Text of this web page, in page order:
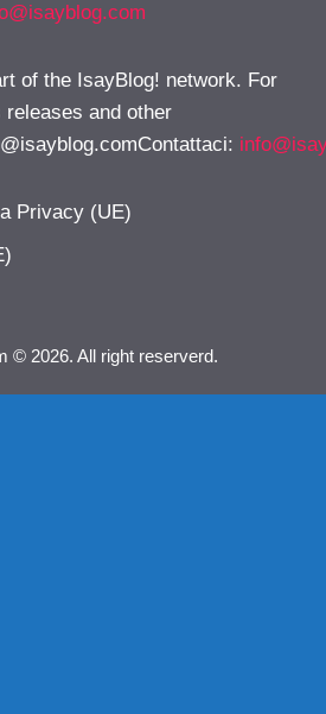
of the IsayBlog! network. For
and other
:
Privacy (UE)
© 2026. All right reserverd.